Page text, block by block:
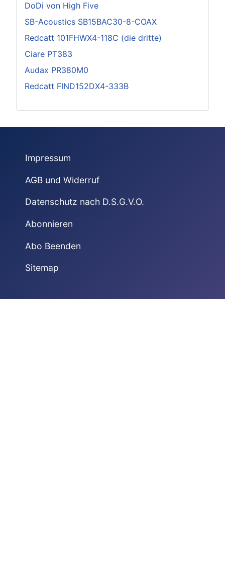
DoDi von High Five
SB-Acoustics SB15BAC30-8-COAX
Redcatt 101FHWX4-118C (die dritte)
Ciare PT383
Audax PR380M0
Redcatt FIND152DX4-333B
Impressum
AGB und Widerruf
Datenschutz nach D.S.G.V.O.
Abonnieren
Abo Beenden
Sitemap